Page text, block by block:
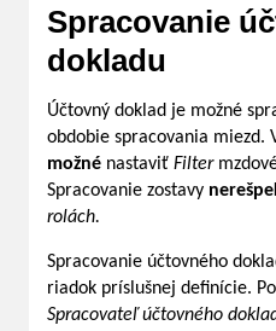
Spracovanie
dokladu
Účtovný doklad je možné
obdobie spracovania miezd.
možné nastaviť Filter
Spracovanie zostavy
rolách.
Spracovanie účtovného
riadok príslušnej definície.
Spracovateľ účtovného